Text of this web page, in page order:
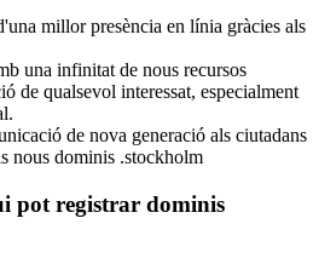
millor presència en línia gràcies als
una infinitat de nous recursos
de qualsevol interessat, especialment
de nova generació als ciutadans
nous dominis .stockholm
pot registrar dominis